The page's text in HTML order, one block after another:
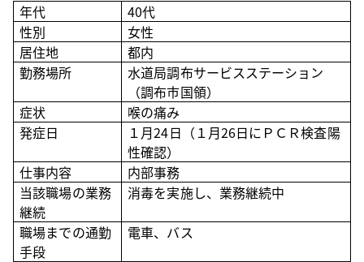
年代
40代
性別
女性
居住地
都内
勤務場所
水道局調布サービスステーション
（調布市国領）
症状
喉の痛み
発症日
１月24日（１月26日にＰＣＲ検査陽
性確認）
仕事内容
内部事務
当該職場の業務
継続
消毒を実施し、業務継続中
職場までの通勤
手段
電車、バス